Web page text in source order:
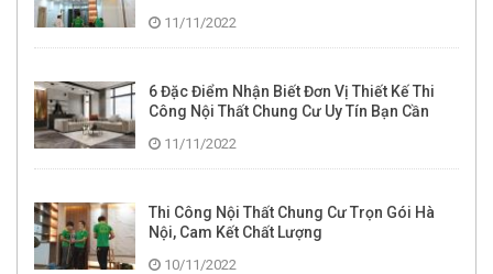
11/11/2022
6 Đặc Điểm Nhận Biết Đơn Vị Thiết Kế Thi
Công Nội Thất Chung Cư Uy Tín Bạn Cần
11/11/2022
Thi Công Nội Thất Chung Cư Trọn Gói Hà
Nội, Cam Kết Chất Lượng
10/11/2022